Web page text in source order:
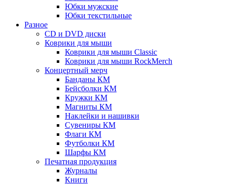
Юбки мужские
Юбки текстильные
Разное
CD и DVD диски
Коврики для мыши
Коврики для мыши Classic
Коврики для мыши RockMerch
Концертный мерч
Банданы КМ
Бейсболки КМ
Кружки КМ
Магниты КМ
Наклейки и нашивки
Сувениры КМ
Флаги КМ
Футболки КМ
Шарфы КМ
Печатная продукция
Журналы
Книги